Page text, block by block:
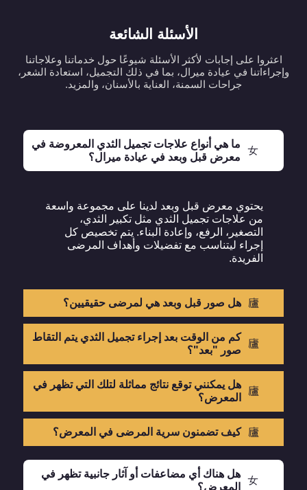
الأسئلة الشائعة
اعثروا على إجابات لأكثر الأسئلة شيوعًا حول خدماتنا وعلاجاتنا
وإجراءاتنا في عيادة ميرال، بما في ذلك التجميل، استعادة الشعر،
جراحات السمنة، العناية بالأسنان، والمزيد.
ما هي أنواع علاجات تجميل الثدي المعروضة في
معرض قبل وبعد في عيادة ميرال؟
يحتوي معرض قبل وبعد لدينا على مجموعة واسعة
من علاجات تجميل الثدي مثل تكبير الثدي،
التصغير، الرفع، وإعادة البناء. يتم تخصيص كل
إجراء ليتناسب مع تفضيلات وأهداف المرضى
الفريدة.
هل صور قبل وبعد هي لمرضى حقيقيين؟
كم من الوقت بعد إجراء تجميل الثدي يتم التقاط
صور "بعد"؟
هل يمكنني توقع نتائج مماثلة لتلك التي تظهر في
المعرض؟
كيف تضمنون سرية المرضى في المعرض؟
هل هناك أي مضاعفات أو آثار جانبية تظهر في
المعرض؟